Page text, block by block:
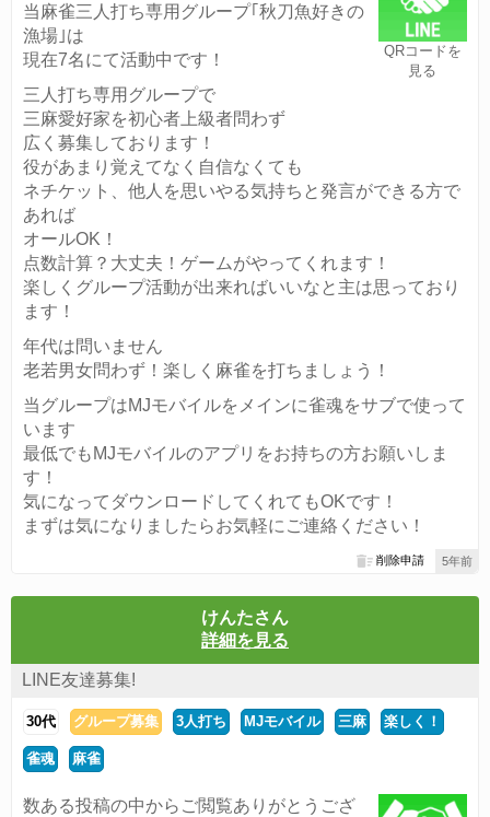
QRコードを
見る
当麻雀三人打ち専用グループ｢秋刀魚好きの
漁場｣は
現在7名にて活動中です！
三人打ち専用グループで
三麻愛好家を初心者上級者問わず
広く募集しております！
役があまり覚えてなく自信なくても
ネチケット、他人を思いやる気持ちと発言ができる方で
あれば
オールOK！
点数計算？大丈夫！ゲームがやってくれます！
楽しくグループ活動が出来ればいいなと主は思っており
ます！
年代は問いません
老若男女問わず！楽しく麻雀を打ちましょう！
当グループはMJモバイルをメインに雀魂をサブで使って
います
最低でもMJモバイルのアプリをお持ちの方お願いしま
す！
気になってダウンロードしてくれてもOKです！
まずは気になりましたらお気軽にご連絡ください！
5年前
削除申請
けんたさん
詳細を見る
LINE友達募集!
30代 グループ募集 3人打ち MJモバイル 三麻 楽しく！
雀魂 麻雀
数ある投稿の中からご閲覧ありがとうござ